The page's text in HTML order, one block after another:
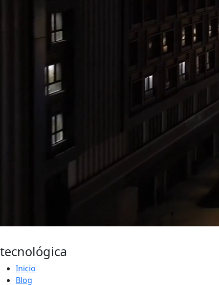
tecnológica
Inicio
Blog